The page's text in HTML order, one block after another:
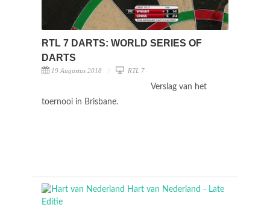
RTL 7 DARTS: WORLD SERIES OF
DARTS
19 Augustus 2018 RTL 7
Verslag van het
toernooi in Brisbane.